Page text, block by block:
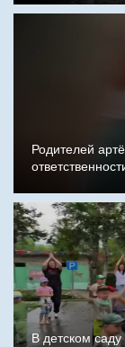
Родителей
В детском